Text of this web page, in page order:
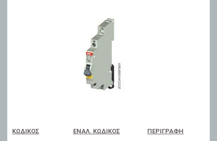
ΚΩΔΙΚΌΣ ΕΝΑΛ. ΚΩΔΙΚΌΣ ΠΕΡΙΓΡΑΦΉ